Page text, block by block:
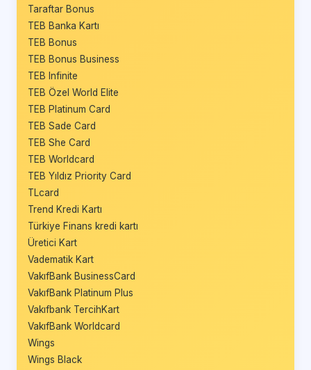
Taraftar Bonus
TEB Banka Kartı
TEB Bonus
TEB Bonus Business
TEB Infinite
TEB Özel World Elite
TEB Platinum Card
TEB Sade Card
TEB She Card
TEB Worldcard
TEB Yıldız Priority Card
TLcard
Trend Kredi Kartı
Türkiye Finans kredi kartı
Üretici Kart
Vadematik Kart
VakıfBank BusinessCard
VakıfBank Platinum Plus
Vakıfbank TercihKart
VakıfBank Worldcard
Wings
Wings Black